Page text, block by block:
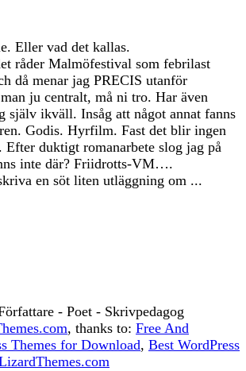
Eller vad det kallas.
råder Malmöfestival som febrilast
då menar jag PRECIS utanför
ju centralt, må ni tro. Har även
själv ikväll. Insåg att något annat fanns
Godis. Hyrfilm. Fast det blir ingen
duktigt romanarbete slog jag på
inte där? Friidrotts-VM….
en söt liten utläggning om ...
- Poet - Skrivpedagog
, thanks to: Free And
Themes for Download, Best WordPress